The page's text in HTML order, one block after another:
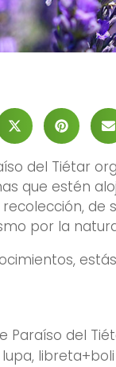
del Tiétar
que estén
de
por la
Paraíso del